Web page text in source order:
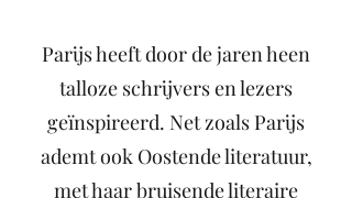
Parijs heeft door de jaren heen
talloze schrijvers en lezers
geïnspireerd. Net zoals Parijs
ademt ook Oostende literatuur,
met haar bruisende literaire